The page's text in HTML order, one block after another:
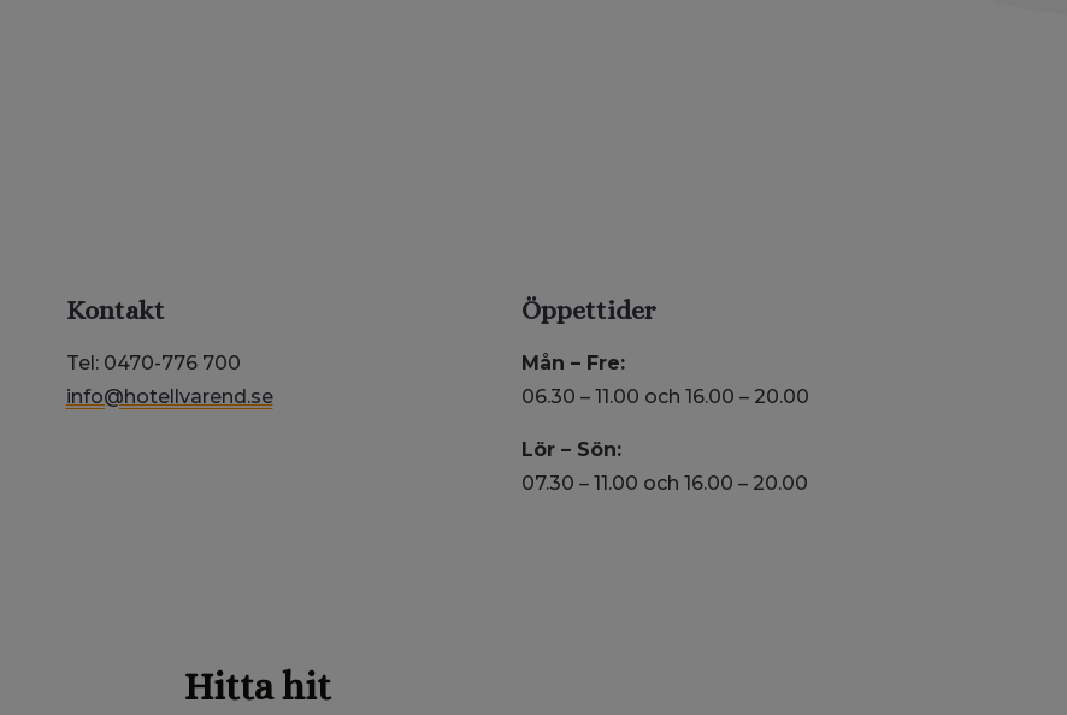
Kontakt
Tel: 0470-776 700
info@hotellvarend.se
Öppettider
Mån – Fre:
06.30 – 11.00 och 16.00 – 20.00
Lör – Sön:
07.30 – 11.00 och 16.00 – 20.00
Hitta hit